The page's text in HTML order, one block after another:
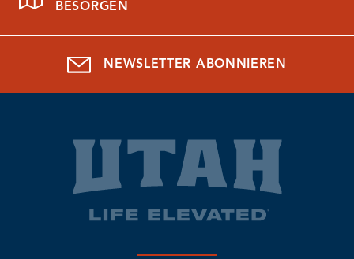
BESORGEN
NEWSLETTER ABONNIEREN